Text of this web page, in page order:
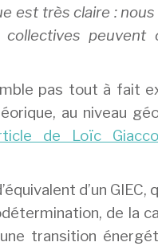
est très claire :
collectives
pas tout à fait
au niveau
de Loïc
d’un
de la
transition